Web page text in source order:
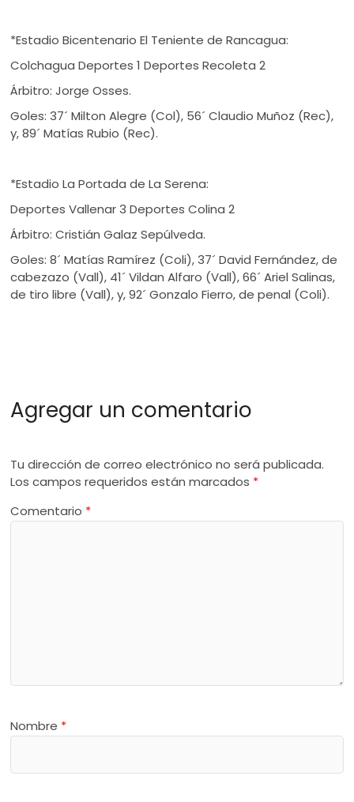
*Estadio Bicentenario El Teniente de Rancagua:
Colchagua Deportes 1 Deportes Recoleta 2
Árbitro: Jorge Osses.
Goles: 37´ Milton Alegre (Col), 56´ Claudio Muñoz (Rec),
y, 89´ Matías Rubio (Rec).
*Estadio La Portada de La Serena:
Deportes Vallenar 3 Deportes Colina 2
Árbitro: Cristián Galaz Sepúlveda.
Goles: 8´ Matías Ramírez (Coli), 37´ David Fernández, de
cabezazo (Vall), 41´ Vildan Alfaro (Vall), 66´ Ariel Salinas,
de tiro libre (Vall), y, 92´ Gonzalo Fierro, de penal (Coli).
Agregar un comentario
Tu dirección de correo electrónico no será publicada.
Los campos requeridos están marcados *
Comentario *
Nombre *